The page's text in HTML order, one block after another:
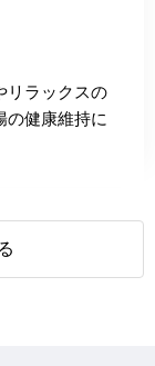
リラックスの
の健康維持に